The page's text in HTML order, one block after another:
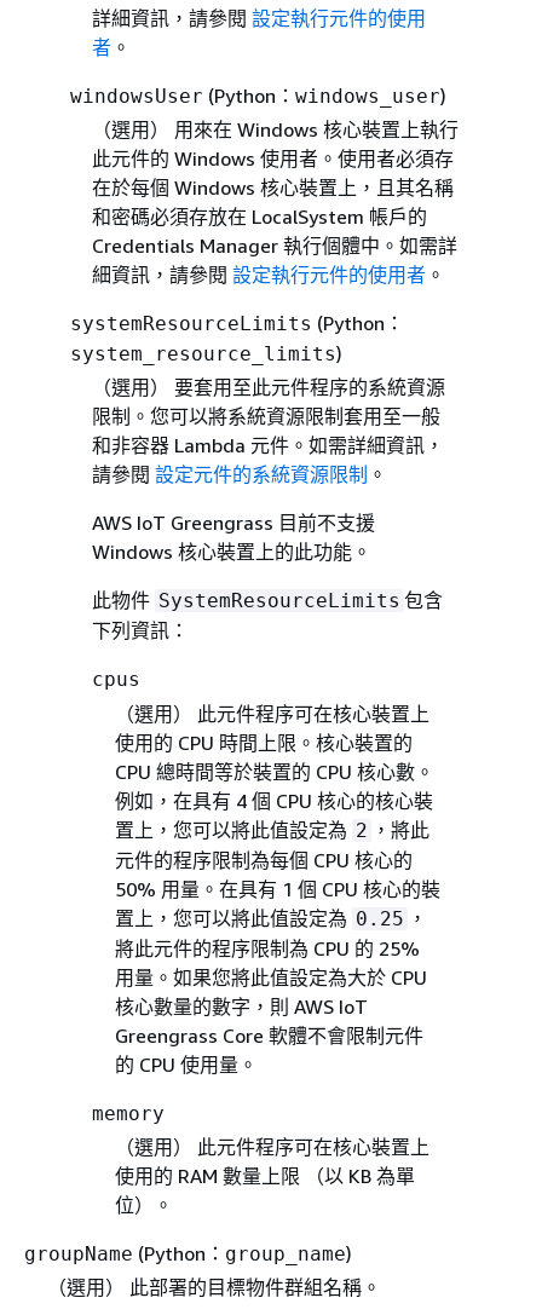
詳細資訊，請參閱設定執行元件的使用
者 。
windowsUser (Python： windows_user)
（選用） 用來在 Windows 核心裝置上執行
此元件的 Windows 使用者。使用者必須存
在於每個 Windows 核心裝置上，且其名稱
和密碼必須存放在 LocalSystem 帳戶的
Credentials Manager 執行個體中。如需詳
細資訊，請參閱設定執行元件的使用者 。
systemResourceLimits (Python：
system_resource_limits)
（選用）要套用至此元件程序的系統資源
限制。您可以將系統資源限制套用至一般
和非容器 Lambda 元件。如需詳細資訊，
請參閱設定元件的系統資源限制 。
AWS IoT Greengrass 目前不支援
Windows 核心裝置上的此功能。
此物件 SystemResourceLimits 包含
下列資訊：
cpus
（選用） 此元件程序可在核心裝置上
使用的 CPU 時間上限。核心裝置的
CPU 總時間等於裝置的 CPU 核心數。
例如，在具有 4 個 CPU 核心的核心裝
置上，您可以將此值設定為 2 ，將此
元件的程序限制為每個 CPU 核心的
50% 用量。在具有 1 個 CPU 核心的裝
置上，您可以將此值設定為 0.25 ，
將此元件的程序限制為 CPU 的 25%
用量。如果您將此值設定為大於 CPU
核心數量的數字，則 AWS IoT
Greengrass Core 軟體不會限制元件
的 CPU 使用量。
memory
（選用） 此元件程序可在核心裝置上
使用的 RAM 數量上限 （以 KB 為單
位）。
groupName (Python： group_name)
（選用） 此部署的目標物件群組名稱。